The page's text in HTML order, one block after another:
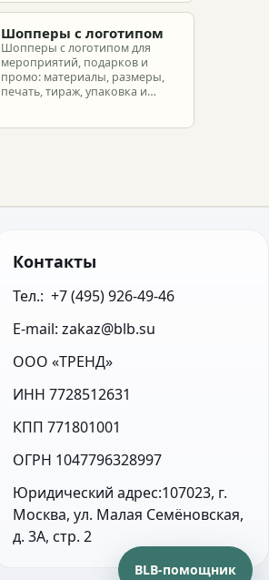
партнеров и сотрудников.
Шопперы с логотипом
Шопперы с логотипом для
мероприятий, подарков и
промо: материалы, размеры,
печать, тираж, упаковка и
Контакты
Тел.:  +7 (495) 926-49-46
E-mail: zakaz@blb.su
ООО «ТРЕНД»
ИНН 7728512631
КПП 771801001
ОГРН 1047796328997
Юридический адрес:107023, г.
Москва, ул. Малая Семёновская,
д. 3А, стр. 2
BLB-помощник